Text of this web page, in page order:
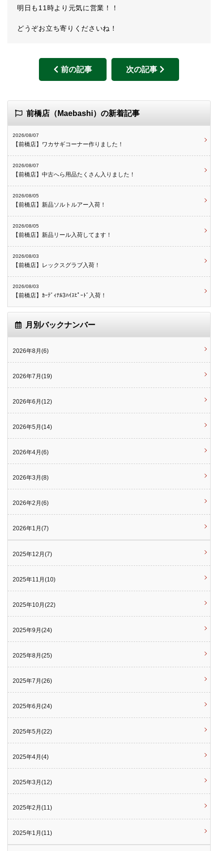
明日も11時より元気に営業！！
どうぞお立ち寄りくださいね！
前の記事 次の記事
前橋店（Maebashi）の新着記事
2026/08/07
【前橋店】ワカサギコーナー作りました！
2026/08/07
【前橋店】中古へら用品たくさん入りました！
2026/08/05
【前橋店】新品ソルトルアー入荷！
2026/08/05
【前橋店】新品リール入荷してます！
2026/08/03
【前橋店】レックスグラブ入荷！
2026/08/03
【前橋店】ｶｰﾃﾞｨﾅﾙ3ﾊｲｽﾋﾟｰﾄﾞ入荷！
月別バックナンバー
2026年8月(6)
2026年7月(19)
2026年6月(12)
2026年5月(14)
2026年4月(6)
2026年3月(8)
2026年2月(6)
2026年1月(7)
2025年12月(7)
2025年11月(10)
2025年10月(22)
2025年9月(24)
2025年8月(25)
2025年7月(26)
2025年6月(24)
2025年5月(22)
2025年4月(4)
2025年3月(12)
2025年2月(11)
2025年1月(11)